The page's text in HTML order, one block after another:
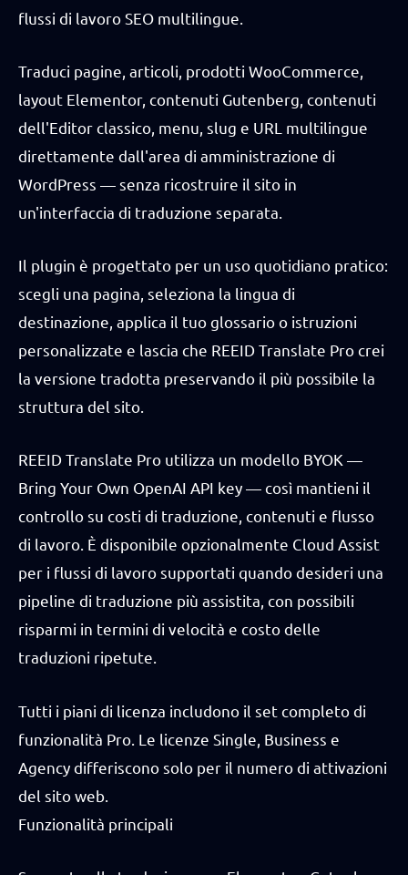
flussi di lavoro SEO multilingue.
Traduci pagine, articoli, prodotti WooCommerce,
layout Elementor, contenuti Gutenberg, contenuti
dell'Editor classico, menu, slug e URL multilingue
direttamente dall'area di amministrazione di
WordPress — senza ricostruire il sito in
un'interfaccia di traduzione separata.
Il plugin è progettato per un uso quotidiano pratico:
scegli una pagina, seleziona la lingua di
destinazione, applica il tuo glossario o istruzioni
personalizzate e lascia che REEID Translate Pro crei
la versione tradotta preservando il più possibile la
struttura del sito.
REEID Translate Pro utilizza un modello BYOK —
Bring Your Own OpenAI API key — così mantieni il
controllo su costi di traduzione, contenuti e flusso
di lavoro. È disponibile opzionalmente Cloud Assist
per i flussi di lavoro supportati quando desideri una
pipeline di traduzione più assistita, con possibili
risparmi in termini di velocità e costo delle
traduzioni ripetute.
Tutti i piani di licenza includono il set completo di
funzionalità Pro. Le licenze Single, Business e
Agency differiscono solo per il numero di attivazioni
del sito web.
Funzionalità principali